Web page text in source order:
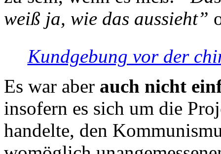
weiß ja, wie das aussieht”
Kundgebung vor der
Es war aber auch nicht
insofern es sich um die
handelte, den